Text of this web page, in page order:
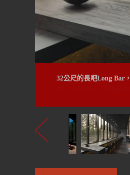
32公尺的長吧Long Bar